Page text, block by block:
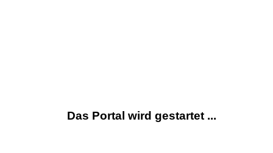
Das Portal wird gestartet ...